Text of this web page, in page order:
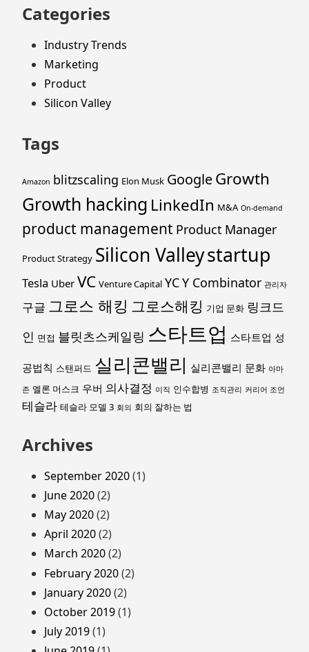
Categories
Industry Trends
Marketing
Product
Silicon Valley
Tags
Amazon blitzscaling Elon Musk GoogleGrowth
Growth hacking LinkedIn M&A On-demand
product management Product Manager
Product Strategy Silicon Valleystartup
Tesla Uber VC Venture Capital YCY Combinator 관리자
구글 그로스 해킹 그로스해킹 기업 문화 링크드
인 면접 블릿츠스케일링 스타트업 스타트업 성
공법칙 스탠퍼드 실리콘밸리 실리콘밸리 문화 아마
존 엘론 머스크 우버 의사결정 이직 인수합병 조직관리 커리어 조언
테슬라 테슬라 모델 3 회의 회의 잘하는 법
Archives
September 2020(1)
June 2020(2)
May 2020(2)
April 2020(2)
March 2020(2)
February 2020(2)
January 2020(2)
October 2019(1)
July 2019(1)